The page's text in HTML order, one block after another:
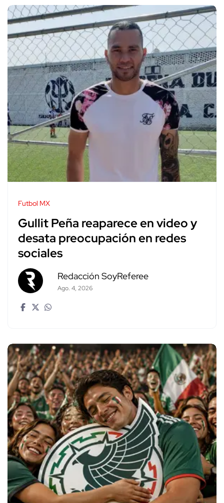
Futbol MX
Gullit Peña reaparece en video y
desata preocupación en redes
sociales
Redacción SoyReferee
Ago. 4, 2026